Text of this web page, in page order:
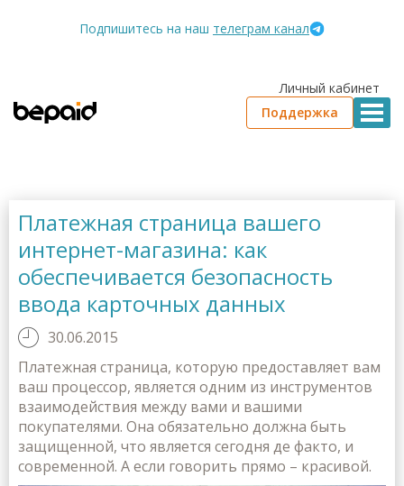
Подпишитесь на наш телеграм канал
Поддержка
Личный кабинет
Платежная страница вашего
интернет-магазина: как
обеспечивается безопасность
ввода карточных данных
30.06.2015
Платежная страница, которую предоставляет вам
ваш процессор, является одним из инструментов
взаимодействия между вами и вашими
покупателями. Она обязательно должна быть
защищенной, что является сегодня де факто, и
современной. А если говорить прямо – красивой.